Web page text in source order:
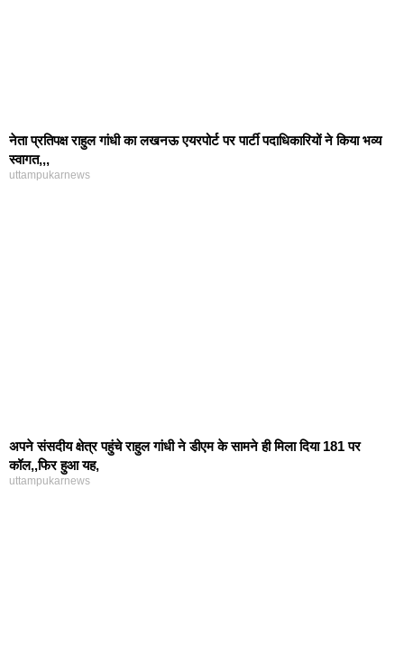
नेता प्रतिपक्ष राहुल गांधी का लखनऊ एयरपोर्ट पर पार्टी पदाधिकारियों ने किया भव्य
स्वागत,,,
uttampukarnews
अपने संसदीय क्षेत्र पहुंचे राहुल गांधी ने डीएम के सामने ही मिला दिया 181 पर
कॉल,,फिर हुआ यह,
uttampukarnews